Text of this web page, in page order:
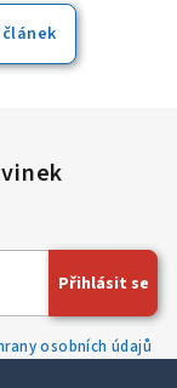
stačí
pracovat.
osobních údajů
Přihlásit se